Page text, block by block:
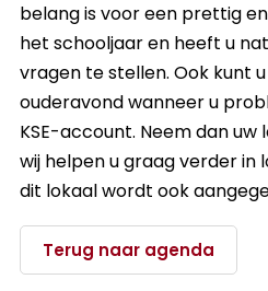
belang is voor een prettig
het schooljaar en heeft u
vragen te stellen. Ook kunt
ouderavond wanneer u
KSE-account. Neem dan
wij helpen u graag verder in
dit lokaal wordt ook
Terug naar agenda